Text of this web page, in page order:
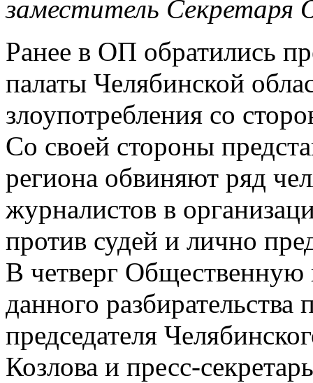
заместитель Секретаря
Ранее в ОП обратились
палаты Челябинской
злоупотребления со
Со своей стороны
региона обвиняют ряд
журналистов в
против судей и лично
В четверг Общественную
данного разбирательства
председателя
Козлова и пресс-